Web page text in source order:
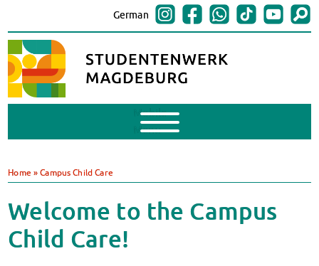
German
Mobile
Menu
BAföG
Support of Foreign Nationals
Widerspruchstelle
BAföG FAQs
Documents
Home »Campus Child Care
Welcome to the Campus
Child Care!